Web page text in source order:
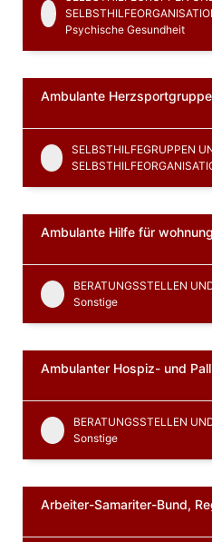
Psychische Gesundheit
Ambulante
SELBSTHILFEGRUPPEN
Ambulante Hilfe für
BERATUNGSSTELLEN
Sonstige
Ambulanter Hospiz- und
BERATUNGSSTELLEN
Sonstige
Arbeiter-Samariter-Bund,